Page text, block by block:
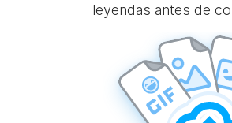
leyendas antes de